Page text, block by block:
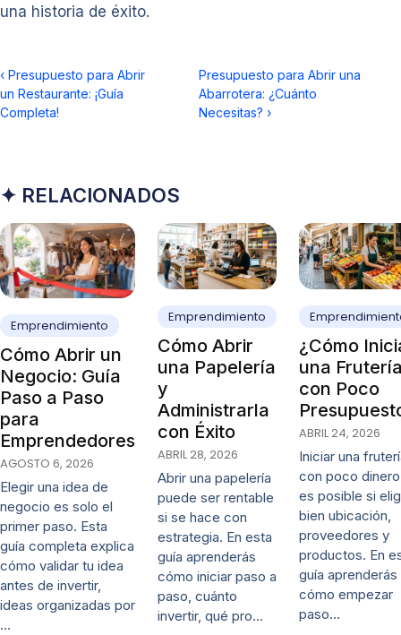
una historia de éxito.
‹ Presupuesto para Abrir
un Restaurante: ¡Guía
Completa!
Presupuesto para Abrir una
Abarrotera: ¿Cuánto
Necesitas? ›
✦ RELACIONADOS
Emprendimiento
Cómo Abrir un
Negocio: Guía
Paso a Paso
para
Emprendedores
AGOSTO 6, 2026
Elegir una idea de
negocio es solo el
primer paso. Esta
guía completa explica
cómo validar tu idea
antes de invertir,
ideas organizadas por
…
Emprendimiento
Cómo Abrir
una Papelería
y
Administrarla
con Éxito
ABRIL 28, 2026
Abrir una papelería
puede ser rentable
si se hace con
estrategia. En esta
guía aprenderás
cómo iniciar paso a
paso, cuánto
invertir, qué pro…
¿Cómo
una
con Poco
ABRIL 24, 2026
Iniciar una
con poco dinero
es posible si
bien ubicación,
proveedores y
productos. En
guía aprenderás
cómo empezar
paso…